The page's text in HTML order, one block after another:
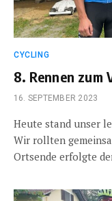
CYCLING
8. Rennen zum
16. SEPTEMBER 2023
Heute stand unser
Wir rollten
Ortsende erfolgte